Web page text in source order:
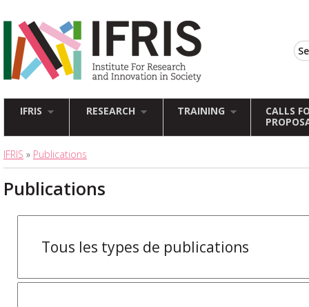
IFRIS RESEARCH TRAINING
CALLS
IFRIS » Publications
Publications